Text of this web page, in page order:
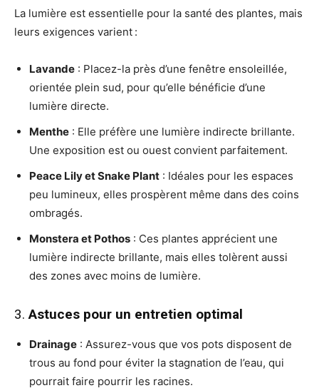
La lumière est essentielle pour la santé des plantes, mais
leurs exigences varient :
Lavande : Placez-la près d’une fenêtre ensoleillée,
orientée plein sud, pour qu’elle bénéficie d’une
lumière directe.
Menthe : Elle préfère une lumière indirecte brillante.
Une exposition est ou ouest convient parfaitement.
Peace Lily et Snake Plant : Idéales pour les espaces
peu lumineux, elles prospèrent même dans des coins
ombragés.
Monstera et Pothos : Ces plantes apprécient une
lumière indirecte brillante, mais elles tolèrent aussi
des zones avec moins de lumière.
3.Astuces pour un entretien optimal
Drainage : Assurez-vous que vos pots disposent de
trous au fond pour éviter la stagnation de l’eau, qui
pourrait faire pourrir les racines.